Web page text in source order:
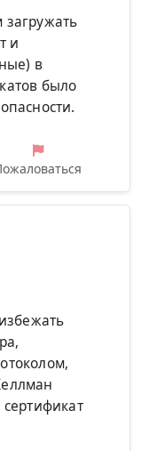
и
в
было